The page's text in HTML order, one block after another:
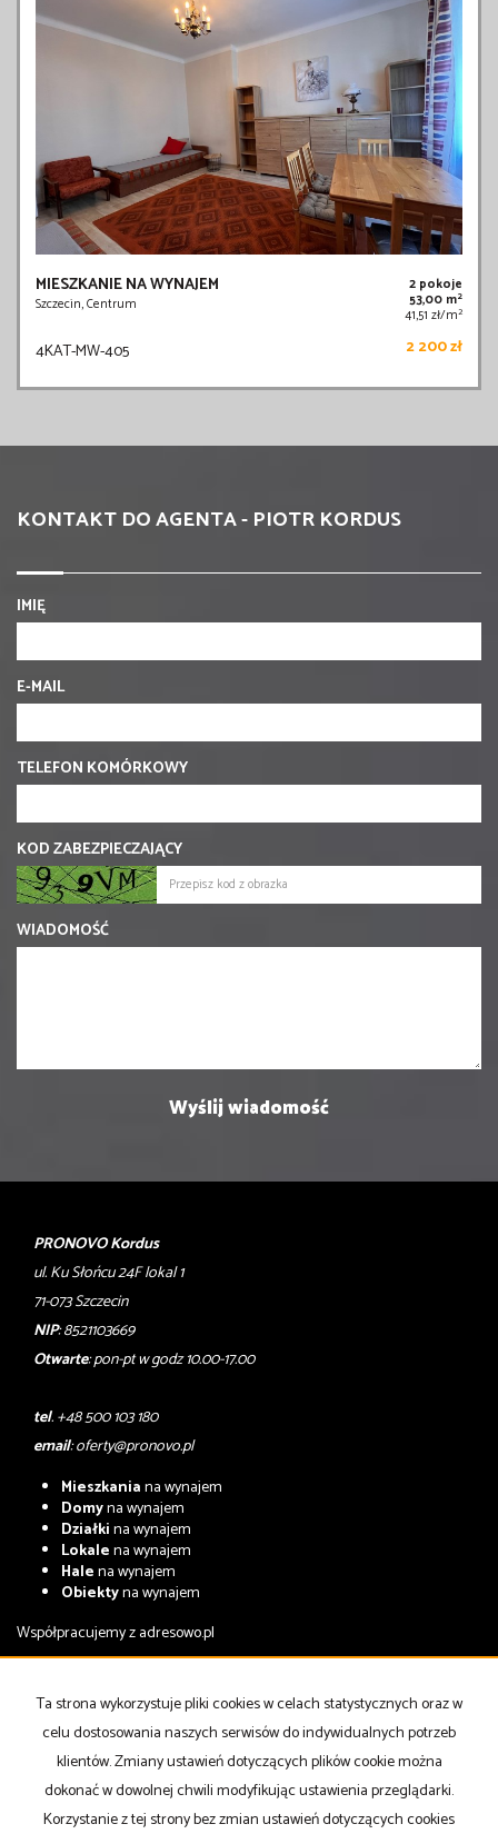
MIESZKANIE NA WYNAJEM
Szczecin, Centrum
2 pokoje
53,00 m2
41,51 zł/m2
4KAT-MW-405 2 200 zł
KONTAKT DO AGENTA - PIOTR KORDUS
IMIĘ
E-MAIL
TELEFON KOMÓRKOWY
KOD ZABEZPIECZAJĄCY
WIADOMOŚĆ
PRONOVO Kordus
ul. Ku Słońcu 24F lokal 1
71-073 Szczecin
NIP: 8521103669
Otwarte: pon-pt w godz 10.00-17.00
tel. +48 500 103 180
email:oferty@pronovo.pl
Mieszkaniana wynajem
Domyna wynajem
Działkina wynajem
Lokalena wynajem
Halena wynajem
Obiektyna wynajem
Współpracujemy zadresowo.pl
Domyna sprzedaż
Działkina sprzedaż
Lokalena sprzedaż
Halena sprzedaż
Obiekty na sprzedaż
Strona główna notatnik Kup Sprzedaj Kontakt
Ta strona wykorzystuje pliki cookies w celach statystycznych oraz w
celu dostosowania naszych serwisów do indywidualnych potrzeb
klientów. Zmiany ustawień dotyczących plików cookie można
dokonać w dowolnej chwili modyfikując ustawienia przeglądarki.
Korzystanie z tej strony bez zmian ustawień dotyczących cookies